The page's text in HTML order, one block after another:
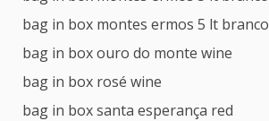
bag in box montes ermos 5 lt branco
bag in box ouro do monte wine
bag in box rosé wine
bag in box santa esperança red